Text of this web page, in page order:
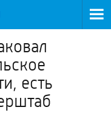
есть